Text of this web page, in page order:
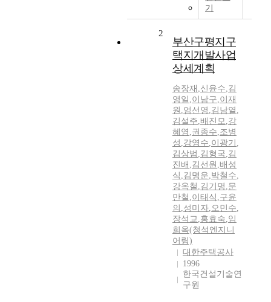
기
2
부산구평지구
택지개발사업
상세계획
송장재 ,신윤수,김
영일 ,이남구,이재
원 ,엄선영 ,김남열 ,
김설주,배진모,강
혜영 ,권종수,조병
성 ,강영수,이광기 ,
김상범 ,김형국,김
진배 ,김선원 ,배성
식 ,김명운,박철수,
강옥철 ,김기명 ,문
만철 ,이태식 ,구윤
의 ,성미자,오민수,
장석교,홍효숙,임
희옥(청석엔지니
어링)
대한주택공사
1996
한국건설기술연
구원